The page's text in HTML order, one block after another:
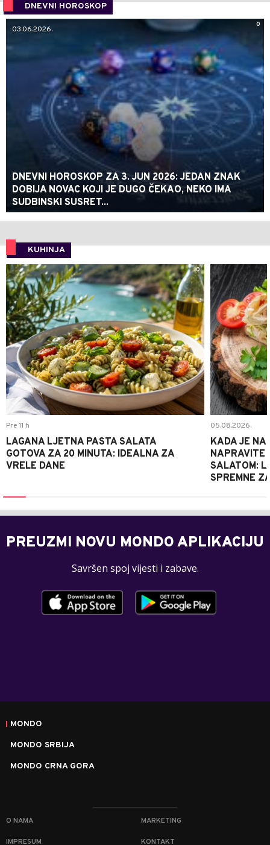
DNEVNI HOROSKOP
0
03.06.2026.
DNEVNI HOROSKOP ZA 3. JUN 2026: JEDAN ZNAK
DOBIJA NOVAC KOJI JE DUGO ČEKAO, NEKO IMA
SUDBINSKI SUSRET...
KUHINJA
0
Pre 11 h
LAGANA LJETNA PASTA SALATA
GOTOVA ZA 20 MINUTA: IDEALNA ZA
VRELE DANE
05.08.2026.
KADA JE
NAPRAVITE
SALATOM:
SPREMNE
PREUZMI NOVU MONDO APLIKACIJU
Savršen spoj vijesti i zabave.
MONDO
MONDO SRBIJA
MONDO CRNA GORA
O NAMA MARKETING
IMPRESUM KONTAKT